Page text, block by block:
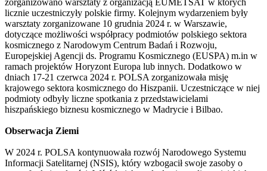
licznie uczestniczyły polskie firmy. Kolejnym wydarzeniem były
warsztaty zorganizowane 10 grudnia 2024 r. w Warszawie,
dotyczące możliwości współpracy podmiotów polskiego sektora
kosmicznego z Narodowym Centrum Badań i Rozwoju,
Europejskiej Agencji ds. Programu Kosmicznego (EUSPA) m.in w
ramach projektów Horyzont Europa lub innych. Dodatkowo w
dniach 17-21 czerwca 2024 r. POLSA zorganizowała misję
krajowego sektora kosmicznego do Hiszpanii. Uczestniczące w niej
podmioty odbyły liczne spotkania z przedstawicielami
hiszpańskiego biznesu kosmicznego w Madrycie i Bilbao.
Obserwacja Ziemi
W 2024 r. POLSA kontynuowała rozwój Narodowego Systemu
Informacji Satelitarnej (NSIS), który wzbogacił swoje zasoby o